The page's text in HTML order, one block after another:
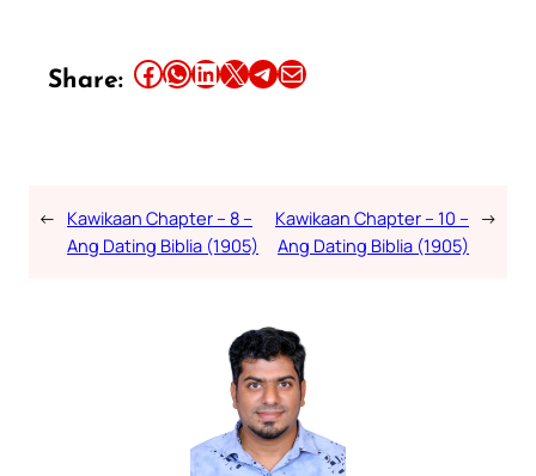
Share: Share this article on Facebook Share this article on WhatsApp Share this article on LinkedIn Share this article on X Share this article on TelegramEmail this Article
← Kawikaan Chapter – 8 –
Ang Dating Biblia (1905)
Kawikaan Chapter – 10 –
Ang Dating Biblia (1905)
→